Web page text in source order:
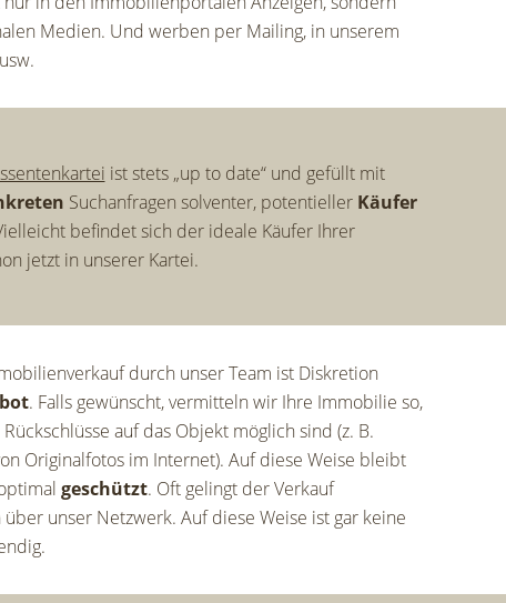
Medien. Und werben per Mailing, in unserem
ist stets „up to date“ und gefüllt mit
Suchanfragen solventer, potentieller Käufer
befindet sich der ideale Käufer Ihrer
jetzt in unserer Kartei.
durch unser Team ist Diskretion
. Falls gewünscht, vermitteln wir Ihre Immobilie so,
auf das Objekt möglich sind (z. B.
Originalfotos im Internet). Auf diese Weise bleibt
geschützt. Oft gelingt der Verkauf
unser Netzwerk. Auf diese Weise ist gar keine